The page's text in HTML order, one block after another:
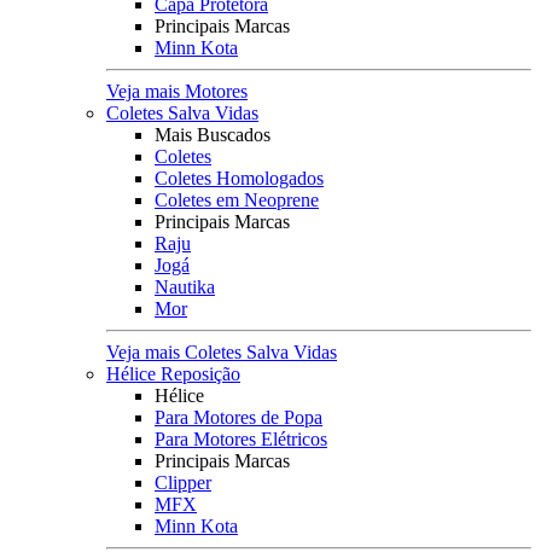
Capa Protetora
Principais Marcas
Minn Kota
Veja mais Motores
Coletes Salva Vidas
Mais Buscados
Coletes
Coletes Homologados
Coletes em Neoprene
Principais Marcas
Raju
Jogá
Nautika
Mor
Veja mais Coletes Salva Vidas
Hélice Reposição
Hélice
Para Motores de Popa
Para Motores Elétricos
Principais Marcas
Clipper
MFX
Minn Kota